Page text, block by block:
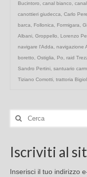
Bucintoro
canal bianco
canottieri giudecca
Carlo
barca
Follonica Formigara
Albani Groppello Lorenzo
navigare l'Adda
navigazione
boretto
Ostiglia Po raid
Sandro Pertini santuario
Tiziano Comotti trattoria
Cerca:
Iscriviti al
Inserisci il tuo indirizzo